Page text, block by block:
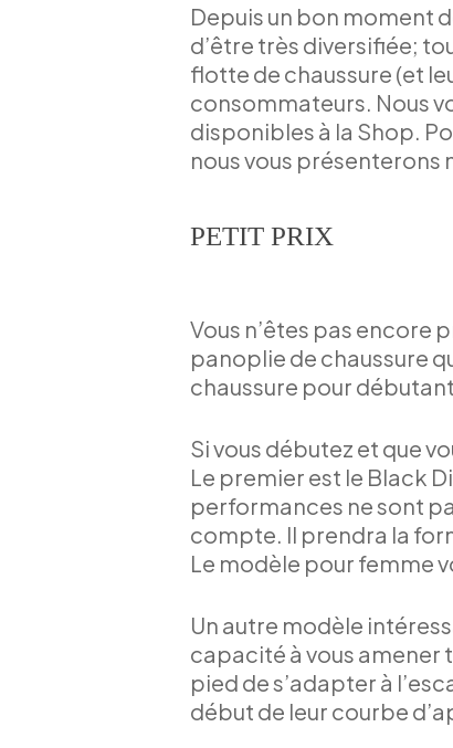
Depuis un bon moment
d’être très diversifiée;
flotte de chaussure (et
consommateurs. Nous
disponibles à la Shop.
nous vous présenterons
PETIT PRIX
Vous n’êtes pas encore
panoplie de chaussure
chaussure pour
Si vous débutez et que
Le premier est le Black
performances ne sont
compte. Il prendra la
Le modèle pour femme
Un autre modèle
capacité à vous amener
pied de s’adapter à
début de leur courbe